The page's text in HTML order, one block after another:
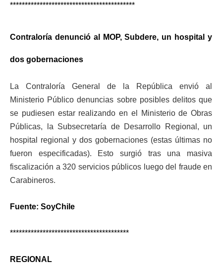
******************************************
Contraloría denunció al MOP, Subdere, un hospital y
dos gobernaciones
La Contraloría General de la República envió al
Ministerio Público denuncias sobre posibles delitos que
se pudiesen estar realizando en el Ministerio de Obras
Públicas, la Subsecretaría de Desarrollo Regional, un
hospital regional y dos gobernaciones (estas últimas no
fueron especificadas). Esto surgió tras una masiva
fiscalización a 320 servicios públicos luego del fraude en
Carabineros.
Fuente: SoyChile
****************************************
REGIONAL